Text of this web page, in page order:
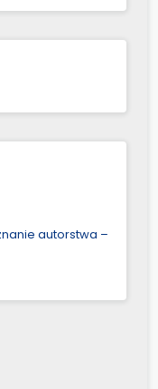
autorstwa –